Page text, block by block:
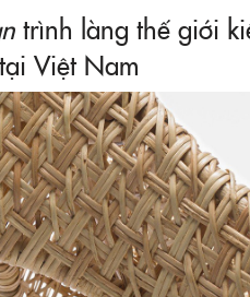
trình làng thế giới
Việt Nam